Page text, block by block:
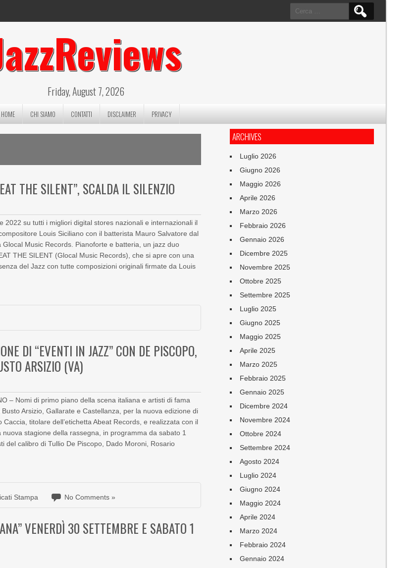
Ricerca
per:
Friday, August 7, 2026
HOME CHI SIAMO CONTATTI DISCLAIMER PRIVACY
THE SILENT”, SCALDA IL SILENZIO
2022 su tutti i migliori digital stores nazionali e internazionali il
Louis Siciliano con il batterista Mauro Salvatore dal
Music Records. Pianoforte e batteria, un jazz duo
THE SILENT (Glocal Music Records), che si apre con una
del Jazz con tutte composizioni originali firmate da Louis
DI “EVENTI IN JAZZ” CON DE PISCOPO,
ARSIZIO (VA)
– Nomi di primo piano della scena italiana e artisti di fama
Arsizio, Gallarate e Castellanza, per la nuova edizione di
titolare dell’etichetta Abeat Records, e realizzata con il
stagione della rassegna, in programma da sabato 1
del calibro di Tullio De Piscopo, Dado Moroni, Rosario
Stampa No Comments »
VENERDÌ 30 SETTEMBRE E SABATO 1
ARCHIVES
Luglio 2026
Giugno 2026
Maggio 2026
Aprile 2026
Marzo 2026
Febbraio 2026
Gennaio 2026
Dicembre 2025
Novembre 2025
Ottobre 2025
Settembre 2025
Luglio 2025
Giugno 2025
Maggio 2025
Aprile 2025
Marzo 2025
Febbraio 2025
Gennaio 2025
Dicembre 2024
Novembre 2024
Ottobre 2024
Settembre 2024
Agosto 2024
Luglio 2024
Giugno 2024
Maggio 2024
Aprile 2024
Marzo 2024
Febbraio 2024
Gennaio 2024